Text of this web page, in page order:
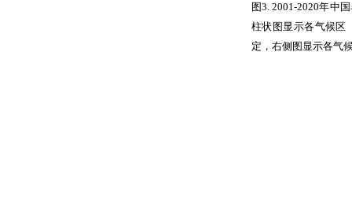
图3. 2001-2020年中
柱状图显示各气候区
定，右侧图显示各气